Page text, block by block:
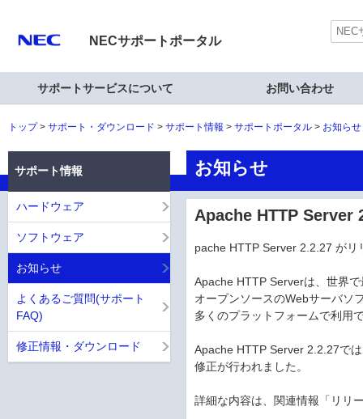
NECサポートポータル
サポートサービスについて お問い合わせ
トップ サポート・ダウンロード サポート情報 サポートポータル お知ら
お知らせ
Apache HTTP Server
pache HTTP Server 2.2.27 がリ
Apache HTTP Serverは、世界
オープンソースのWebサーバソ
多くのプラットフォームで利用
Apache HTTP Server 2.2.27で
修正が行われました。
詳細な内容は、関連情報「リリ
サポート情報
ハードウェア
ソフトウェア
お知らせ
よくあるご質問(サポート
FAQ)
修正情報・ダウンロード